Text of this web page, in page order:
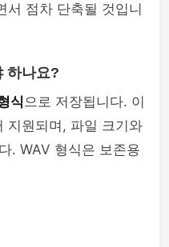
서 점차 단축될 것입니
하나요?
식으로 저장됩니다. 이
지원되며, 파일 크기와
. WAV 형식은 보존용